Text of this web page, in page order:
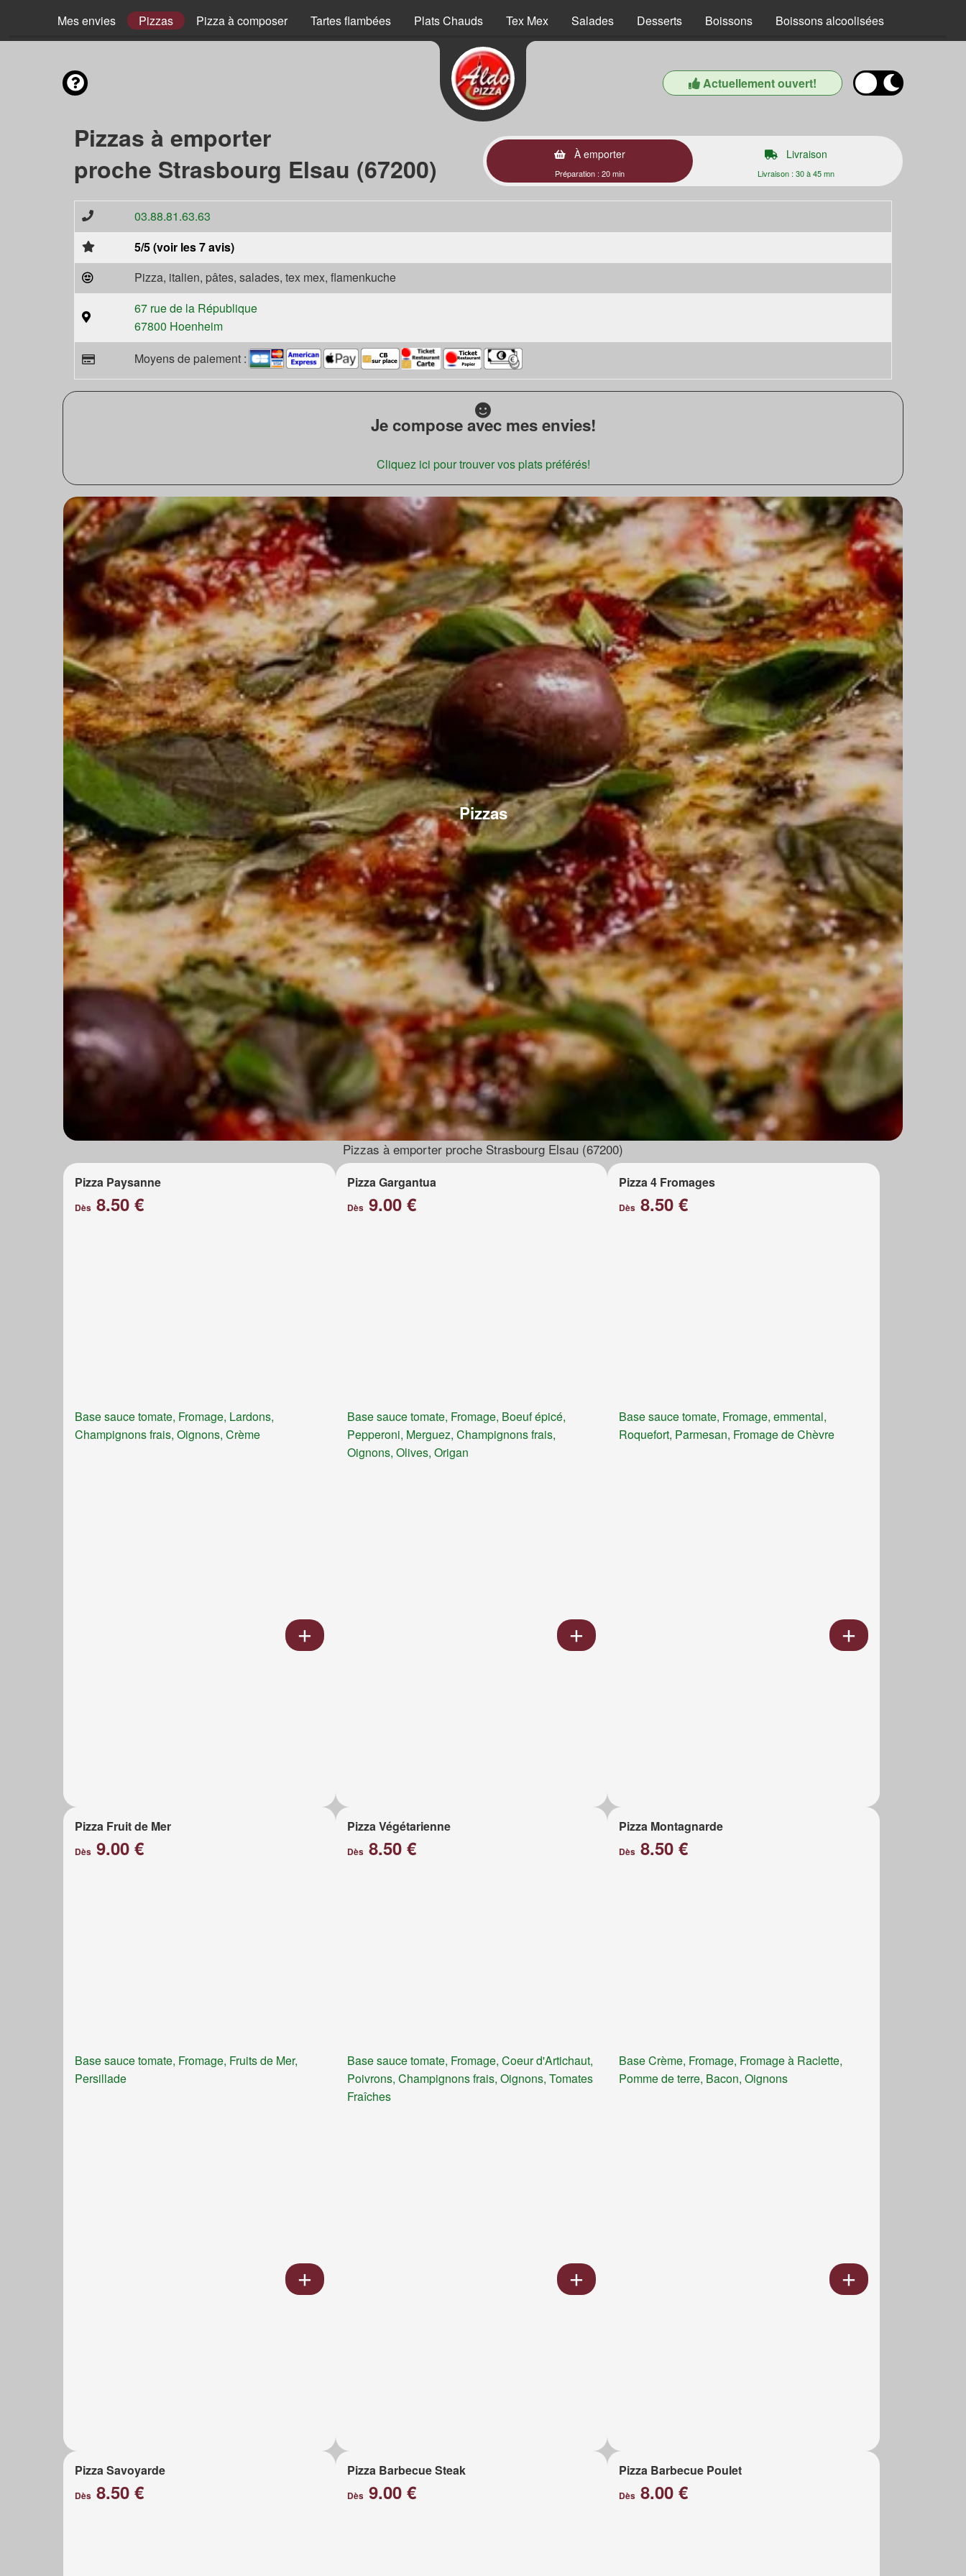
Mes envies Pizzas Pizza à composer Tartes flambées Plats Chauds Tex Mex Salades Desserts Boissons Boissons alcoolisées
Actuellement ouvert!
Pizzas à emporter
proche Strasbourg Elsau (67200)
À emporter
Préparation : 20 min
Livraison
Livraison : 30 à 45 mn
03.88.81.63.63
5/5 (voir les 7 avis)
Pizza, italien, pâtes, salades, tex mex, flamenkuche
67 rue de la République
67800 Hoenheim
Moyens de paiement :
Je compose avec mes envies!
Cliquez ici pour trouver vos plats préférés!
Pizzas
Pizzas à emporter proche Strasbourg Elsau (67200)
Pizza Paysanne
Dès 8.50 €
Base sauce tomate, Fromage, Lardons,
Champignons frais, Oignons, Crème
Pizza Gargantua
Dès9.00 €
Base sauce tomate, Fromage, Boeuf épicé,
Pepperoni, Merguez, Champignons frais,
Oignons, Olives, Origan
Pizza 4 Fromages
Dès 8.50 €
Base sauce tomate, Fromage, emmental,
Roquefort, Parmesan, Fromage de Chèvre
Pizza Fruit de Mer
Dès 9.00 €
Base sauce tomate, Fromage, Fruits de Mer,
Persillade
Pizza Végétarienne
Dès8.50 €
Base sauce tomate, Fromage, Coeur d'Artichaut,
Poivrons, Champignons frais, Oignons, Tomates
Fraîches
Pizza Montagnarde
Dès 8.50 €
Base Crème, Fromage, Fromage à Raclette,
Pomme de terre, Bacon, Oignons
Pizza Savoyarde
Dès 8.50 €
Pizza Barbecue Steak
Dès9.00 €
Pizza Barbecue Poulet
Dès 8.00 €